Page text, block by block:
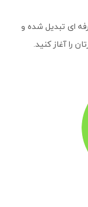
ای تبدیل شده و
را آغاز کنید.